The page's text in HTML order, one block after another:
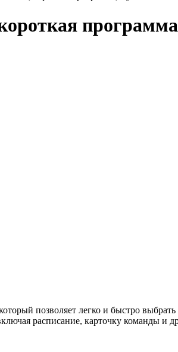
позволяет легко и быстро
расписание, карточку команды и